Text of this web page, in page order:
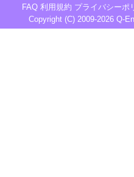
FAQ 利用規約 プライバシーポ
Copyright (C) 2009-2026 Q-